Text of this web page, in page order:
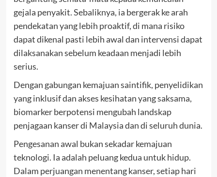
gejala penyakit. Sebaliknya, ia bergerak ke arah
pendekatan yang lebih proaktif, di mana risiko
dapat dikenal pasti lebih awal dan intervensi dapat
dilaksanakan sebelum keadaan menjadi lebih
serius.
Dengan gabungan kemajuan saintifik, penyelidikan
yang inklusif dan akses kesihatan yang saksama,
biomarker berpotensi mengubah landskap
penjagaan kanser di Malaysia dan di seluruh dunia.
Pengesanan awal bukan sekadar kemajuan
teknologi. Ia adalah peluang kedua untuk hidup.
Dalam perjuangan menentang kanser, setiap hari